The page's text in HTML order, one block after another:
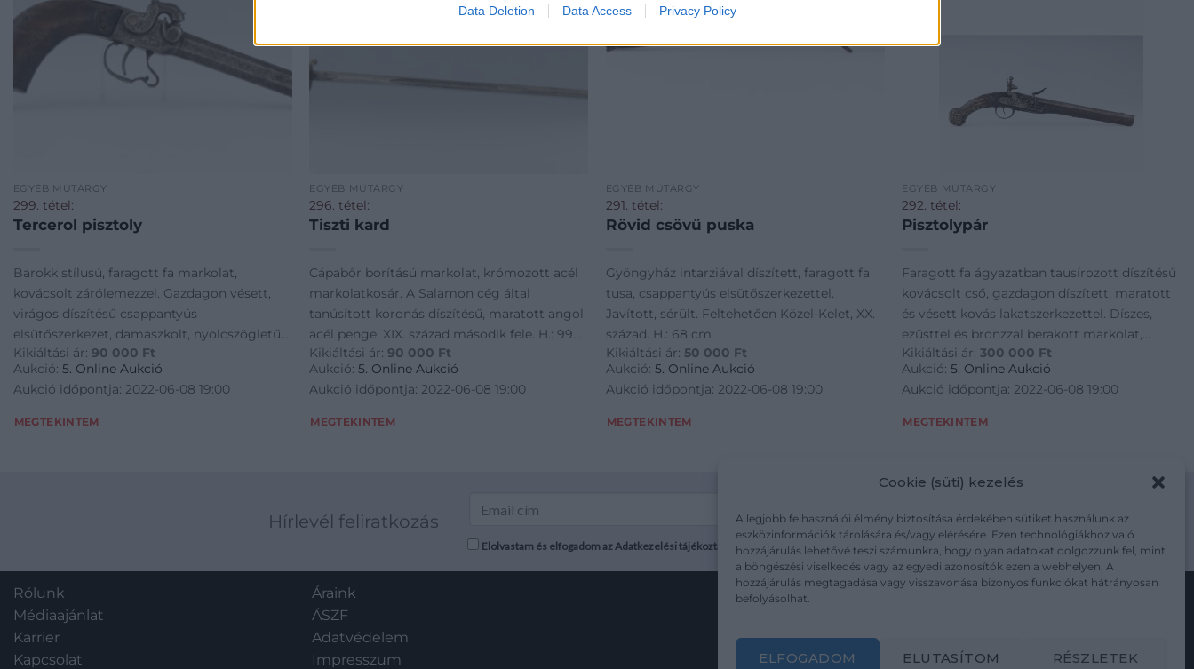
Data Deletion Data Access Privacy Policy
Cookie (süti) kezelés
A legjobb felhasználói élmény biztosítása érdekében sütiket használunk az
eszközinformációk tárolására és/vagy elérésére. Ezen technológiákhoz való
hozzájárulás lehetővé teszi számunkra, hogy olyan adatokat dolgozzunk fel, mint
a böngészési viselkedés vagy az egyedi azonosítók ezen a webhelyen. A
hozzájárulás megtagadása vagy visszavonása bizonyos funkciókat hátrányosan
befolyásolhat.
ELFOGADOM ELUTASÍTOM RÉSZLETEK
EGYÉB MŰTÁRGY
299. tétel:
Tercerol pisztoly
Barokk stílusú, faragott fa markolat,
kovácsolt zárólemezzel. Gazdagon vésett,
virágos díszítésű csappantyús
elsütőszerkezet, damaszkolt, nyolcszögletű
csővel. Feltehetően német, XIX. század
közepe. H.: 25 cm
Kikiáltási ár: 90 000 Ft
Aukció: 5. Online Aukció
Aukció időpontja: 2022-06-08 19:00
MEGTEKINTEM
EGYÉB MŰTÁRGY
296. tétel:
Tiszti kard
Cápabőr borítású markolat, krómozott acél
markolatkosár. A Salamon cég által
tanúsított koronás díszítésű, maratott angol
acél penge. XIX. század második fele. H.: 99
cm
Kikiáltási ár: 90 000 Ft
Aukció:5. Online Aukció
Aukció időpontja: 2022-06-08 19:00
MEGTEKINTEM
EGYÉB MŰTÁRGY
291. tétel:
Rövid csövű puska
Gyöngyház intarziával díszített, faragott fa
tusa, csappantyús elsütőszerkezettel.
Javított, sérült. Feltehetően Közel-Kelet, XX.
század. H.: 68 cm
Kikiáltási ár: 50 000 Ft
Aukció: 5. Online Aukció
Aukció időpontja: 2022-06-08 19:00
MEGTEKINTEM
EGYÉB MŰTÁRGY
292. tétel:
Pisztolypár
Faragott fa ágyazatban tausírozott díszítésű
kovácsolt cső, gazdagon díszített, maratott
és vésett kovás lakatszerkezettel. Díszes,
ezüsttel és bronzzal berakott markolat,
bronz markolatgombbal. Csövén L. Lazarino
felirattal és lakatján London. Feltehetőe
Kikiáltási ár:300 000 Ft
Aukció:5. Online Aukció
Aukció időpontja: 2022-06-08 19:00
MEGTEKINTEM
Hírlevél feliratkozás
Elolvastam és elfogadom az Adatkezelési tájékoztatót: mutargy.com/adatkezelesi-tajekoztato/
Rólunk
Médiaajánlat
Karrier
Kapcsolat
Áraink
ÁSZF
Adatvédelem
Impresszum